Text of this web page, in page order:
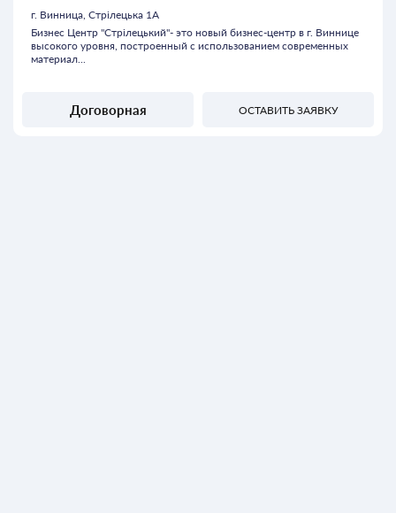
г. Винница, Стрілецька 1А
Бизнес Центр "Стрілецький"- это новый бизнес-центр в г. Виннице
высокого уровня, построенный с использованием современных
материал...
Договорная ОСТАВИТЬ ЗАЯВКУ